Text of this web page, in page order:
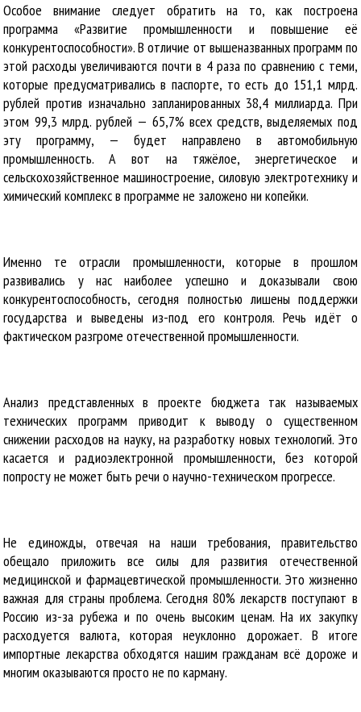
Особое внимание следует обратить на то, как построена
программа «Развитие промышленности и повышение её
конкурентоспособности». В отличие от вышеназванных программ по
этой расходы увеличиваются почти в 4 раза по сравнению с теми,
которые предусматривались в паспорте, то есть до 151,1 млрд.
рублей против изначально запланированных 38,4 миллиарда. При
этом 99,3 млрд. рублей — 65,7% всех средств, выделяемых под
эту программу, — будет направлено в автомобильную
промышленность. А вот на тяжёлое, энергетическое и
сельскохозяйственное машиностроение, силовую электротехнику и
химический комплекс в программе не заложено ни копейки.
Именно те отрасли промышленности, которые в прошлом
развивались у нас наиболее успешно и доказывали свою
конкурентоспособность, сегодня полностью лишены поддержки
государства и выведены из-под его контроля. Речь идёт о
фактическом разгроме отечественной промышленности.
Анализ представленных в проекте бюджета так называемых
технических программ приводит к выводу о существенном
снижении расходов на науку, на разработку новых технологий. Это
касается и радиоэлектронной промышленности, без которой
попросту не может быть речи о научно-техническом прогрессе.
Не единожды, отвечая на наши требования, правительство
обещало приложить все силы для развития отечественной
медицинской и фармацевтической промышленности. Это жизненно
важная для страны проблема. Сегодня 80% лекарств поступают в
Россию из-за рубежа и по очень высоким ценам. На их закупку
расходуется валюта, которая неуклонно дорожает. В итоге
импортные лекарства обходятся нашим гражданам всё дороже и
многим оказываются просто не по карману.